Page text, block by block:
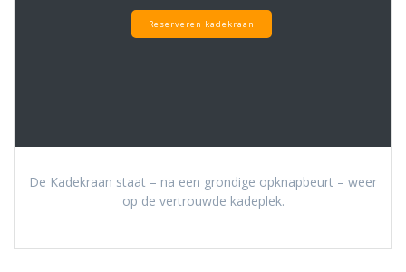
Reserveren kadekraan
De Kadekraan staat – na een grondige opknapbeurt – weer
op de vertrouwde kadeplek.